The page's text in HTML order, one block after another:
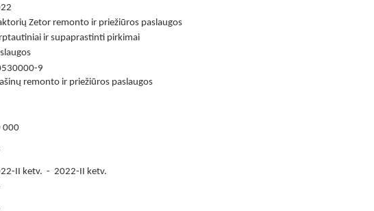
Zetor remonto ir priežiūros paslaugos
ir supaprastinti pirkimai
9
remonto ir priežiūros paslaugos
000
II ketv. - 2022-II ketv.